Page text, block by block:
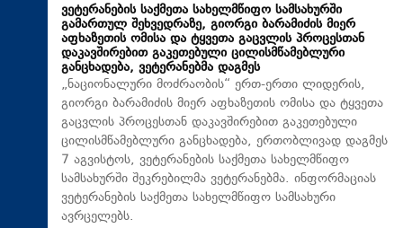
ვეტერანების საქმეთა სახელმწიფო სამსახურში
გამართულ შეხვედრაზე, გიორგი ბარამიძის მიერ
აფხაზეთის ომისა და ტყვეთა გაცვლის პროცესთან
დაკავშირებით გაკეთებული ცილისმწამებლური
განცხადება, ვეტერანებმა დაგმეს
„ნაციონალური მოძრაობის“ ერთ-ერთი ლიდერის,
გიორგი ბარამიძის მიერ აფხაზეთის ომისა და ტყვეთა
გაცვლის პროცესთან დაკავშირებით გაკეთებული
ცილისმწამებლური განცხადება, ერთობლივად დაგმეს
7 აგვისტოს, ვეტერანების საქმეთა სახელმწიფო
სამსახურში შეკრებილმა ვეტერანებმა. ინფორმაციას
ვეტერანების საქმეთა სახელმწიფო სამსახური
ავრცელებს.